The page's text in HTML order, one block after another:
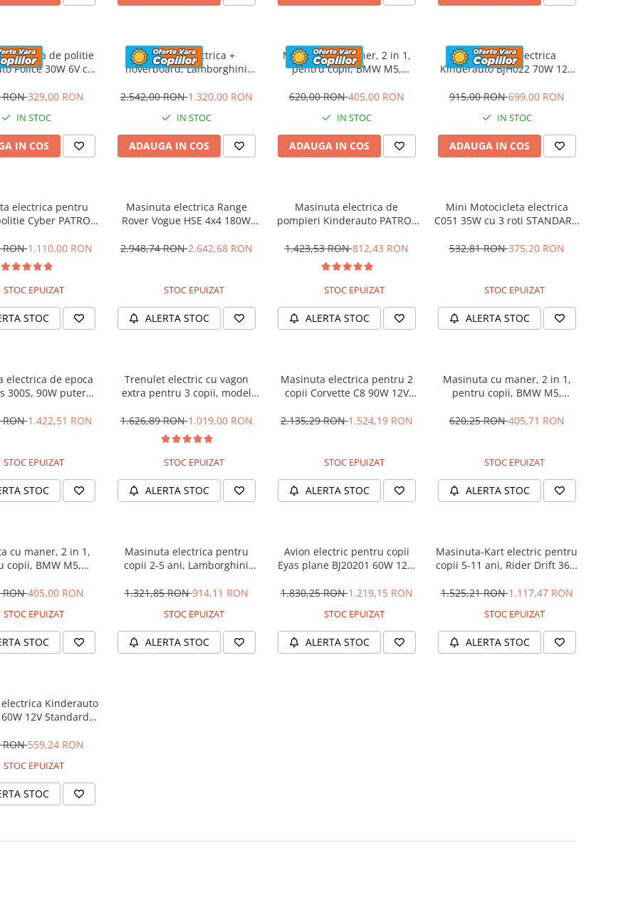
electrica de politie
Police 30W 6V cu
culoare Rosu
RON329,00 RON
IN STOC
IN COS
Masinuta electrica +
hoverboard, Lamborghini
premium, Rosu
2.542,00 RON1.320,00 RON
IN STOC
ADAUGA IN COS
Masinuta cu maner, 2 in 1,
pentru copii, BMW M5,
620,00 RON405,00 RON
IN STOC
ADAUGA IN COS
Motocicleta electrica
Kinderauto BJH022 70W 12V
culoare Rosie
915,00 RON699,00 RON
IN STOC
ADAUGA IN COS
electrica pentru
Cyber PATROL,
Black & White
RON1.110,00 RON
STOC EPUIZAT
STOC
Masinuta electrica Range
Rover Vogue HSE 4x4 180W
2.948,74 RON2.642,68 RON
STOC EPUIZAT
ALERTA STOC
Masinuta electrica de
pompieri Kinderauto PATROL
1.423,53 RON812,43 RON
STOC EPUIZAT
ALERTA STOC
Mini Motocicleta electrica
C051 35W cu 3 roti STANDARD
532,81 RON375,20 RON
STOC EPUIZAT
ALERTA STOC
electrica de epoca
300S, 90W putere,
RON1.422,51 RON
STOC EPUIZAT
STOC
Trenulet electric cu vagon
extra pentru 3 copii, model
music player, albastru
1.626,89 RON1.019,00 RON
STOC EPUIZAT
ALERTA STOC
Masinuta electrica pentru 2
copii Corvette C8 90W 12V
2.135,29 RON1.524,19 RON
STOC EPUIZAT
ALERTA STOC
Masinuta cu maner, 2 in 1,
pentru copii, BMW M5,
620,25 RON405,71 RON
STOC EPUIZAT
ALERTA STOC
cu maner, 2 in 1,
copii, BMW M5,
RON405,00 RON
STOC EPUIZAT
STOC
Masinuta electrica pentru
copii 2-5 ani, Lamborghini
12V, galbena
1.321,85 RON914,11 RON
STOC EPUIZAT
ALERTA STOC
Avion electric pentru copii
Eyas plane BJ20201 60W 12V,
1.830,25 RON1.219,15 RON
STOC EPUIZAT
ALERTA STOC
Masinuta-Kart electric pentru
copii 5-11 ani, Rider Drift 360,
1.525,21 RON1.117,47 RON
STOC EPUIZAT
ALERTA STOC
Kinderauto
60W 12V Standard,
RON559,24 RON
STOC EPUIZAT
STOC